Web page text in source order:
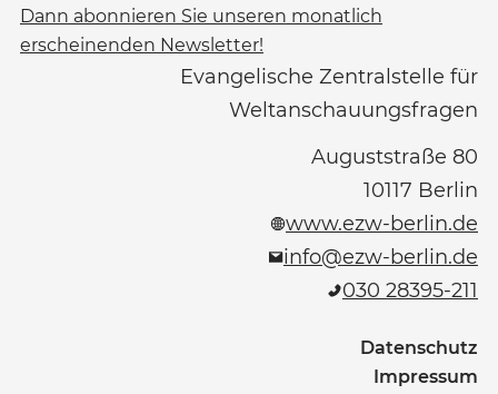
Dann abonnieren Sie unseren monatlich
erscheinenden Newsletter!
Evangelische Zentralstelle für
Weltanschauungsfragen
Auguststraße 80
10117 Berlin
www.ezw-berlin.de
info@ezw-berlin.de
030 28395-211
Datenschutz
Impressum